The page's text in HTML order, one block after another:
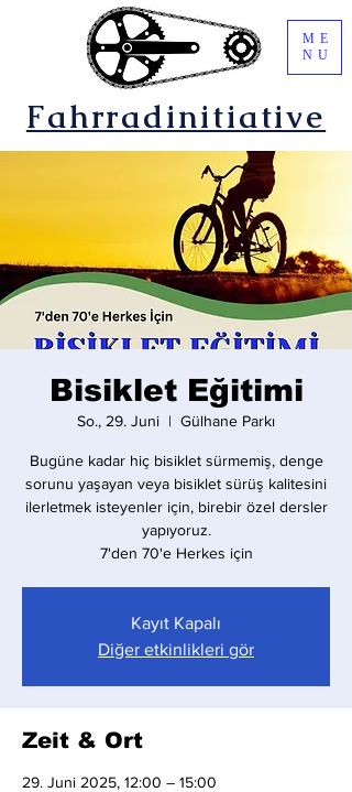
Fahrradinitiative
ME
NU
Bisiklet Eğitimi
So., 29. Juni
  |
Gülhane Parkı
Bugüne kadar hiç bisiklet sürmemiş, denge
sorunu yaşayan veya bisiklet sürüş kalitesini
ilerletmek isteyenler için, birebir özel dersler
yapıyoruz.
7'den 70'e Herkes için
Kayıt Kapalı
Diğer etkinlikleri gör
Zeit & Ort
29. Juni 2025, 12:00 – 15:00